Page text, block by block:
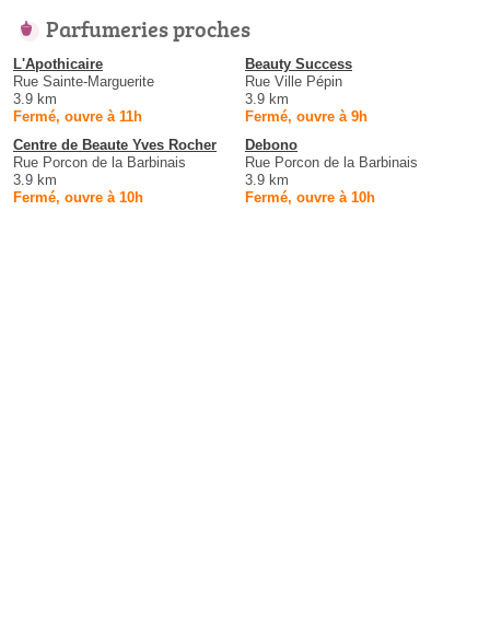
Parfumeries proches
L'Apothicaire
Rue Sainte-Marguerite
3.9 km
Fermé, ouvre à 11h
Beauty Success
Rue Ville Pépin
3.9 km
Fermé, ouvre à 9h
Centre de Beaute Yves Rocher
Rue Porcon de la Barbinais
3.9 km
Fermé, ouvre à 10h
Debono
Rue Porcon de la Barbinais
3.9 km
Fermé, ouvre à 10h